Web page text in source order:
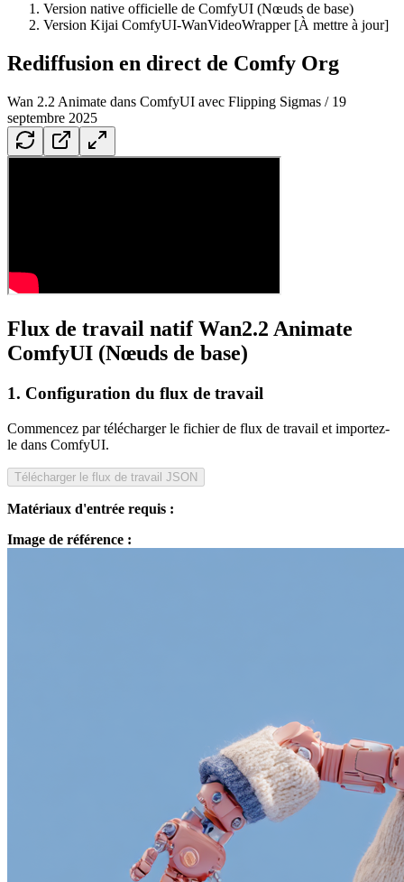
Version native officielle de ComfyUI (Nœuds de base)
Version Kijai ComfyUI-WanVideoWrapper [À mettre à jour]
Rediffusion en direct de Comfy Org
Wan 2.2 Animate dans ComfyUI avec Flipping Sigmas / 19
septembre 2025
Flux de travail natif Wan2.2 Animate
ComfyUI (Nœuds de base)
1. Configuration du flux de travail
Commencez par télécharger le fichier de flux de travail et importez-
le dans ComfyUI.
Télécharger le flux de travail JSON
Matériaux d'entrée requis :
Image de référence :